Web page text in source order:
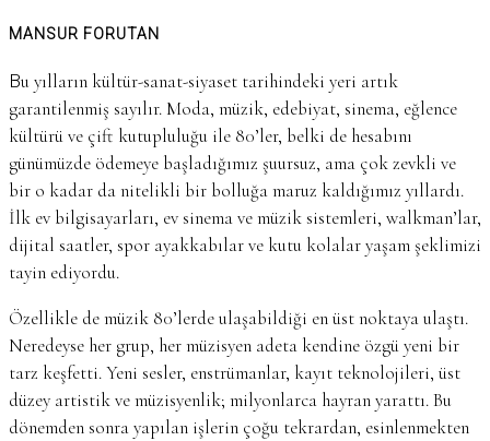
MANSUR FORUTAN
Bu yılların kültür-sanat-siyaset tarihindeki yeri artık
garantilenmiş sayılır. Moda, müzik, edebiyat, sinema, eğlence
kültürü ve çift kutupluluğu ile 80’ler, belki de hesabını
günümüzde ödemeye başladığımız şuursuz, ama çok zevkli ve
bir o kadar da nitelikli bir bolluğa maruz kaldığımız yıllardı.
İlk ev bilgisayarları, ev sinema ve müzik sistemleri, walkman’lar,
dijital saatler, spor ayakkabılar ve kutu kolalar yaşam şeklimizi
tayin ediyordu.
Özellikle de müzik 80’lerde ulaşabildiği en üst noktaya ulaştı.
Neredeyse her grup, her müzisyen adeta kendine özgü yeni bir
tarz keşfetti. Yeni sesler, enstrümanlar, kayıt teknolojileri, üst
düzey artistik ve müzisyenlik; milyonlarca hayran yarattı. Bu
dönemden sonra yapılan işlerin çoğu tekrardan, esinlenmekten